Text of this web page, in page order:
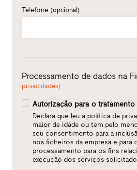
Telefone (opcional)
Processamento de dados na
privacidades)
Autorização para o
Declara que leu a política de
maior de idade ou tem pelo
seu consentimento para a
nos ficheiros da empresa e para
processamento para os fins
execução dos serviços